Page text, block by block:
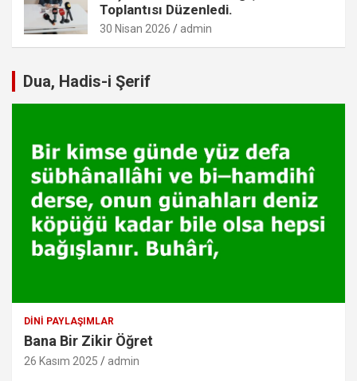
Toplantısı Düzenledi.
30 Nisan 2026 admin
Dua, Hadis-i Şerif
DINI PAYLAŞIMLAR
Bana Bir Zikir Öğret
26 Kasım 2025 admin